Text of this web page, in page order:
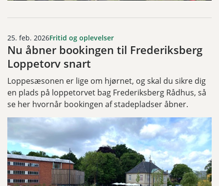
25. feb. 2026Fritid og oplevelser
Nu åbner bookingen til Frederiksberg
Loppetorv snart
Loppesæsonen er lige om hjørnet, og skal du sikre dig
en plads på loppetorvet bag Frederiksberg Rådhus, så
se her hvornår bookingen af stadepladser åbner.